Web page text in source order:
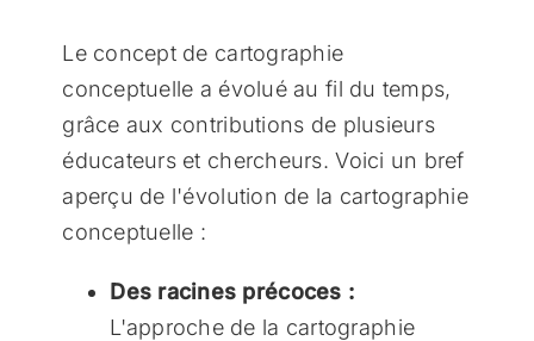
Le concept de cartographie
conceptuelle a évolué au fil du temps,
grâce aux contributions de plusieurs
éducateurs et chercheurs. Voici un bref
aperçu de l'évolution de la cartographie
conceptuelle :
Des racines précoces :
L'approche de la cartographie